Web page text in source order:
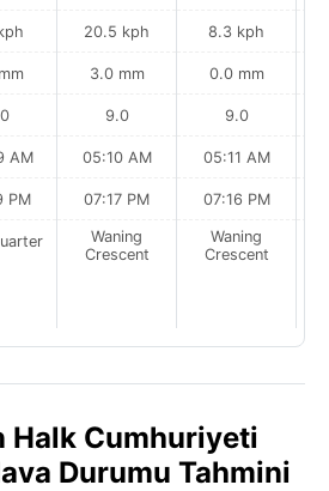
AM
PM
20.5 kph
3.0 mm
9.0
05:10 AM
07:17 PM
Waning
Crescent
8.3 kph
0.0 mm
9.0
05:11 AM
07:16 PM
Waning
Crescent
Halk Cumhuriyeti
Durumu Tahmini